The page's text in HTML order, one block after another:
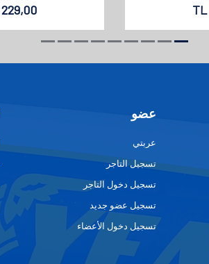
TL
229,00
عضو
عربتي
تسجيل التاجر
تسجيل دخول التاجر
تسجيل عضو جديد
تسجيل دخول الأعضاء